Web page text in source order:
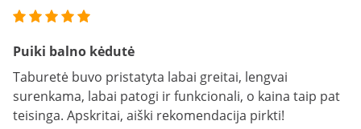
Puiki balno kėdutė
Taburetė buvo pristatyta labai greitai, lengvai
surenkama, labai patogi ir funkcionali, o kaina taip pat
teisinga. Apskritai, aiški rekomendacija pirkti!